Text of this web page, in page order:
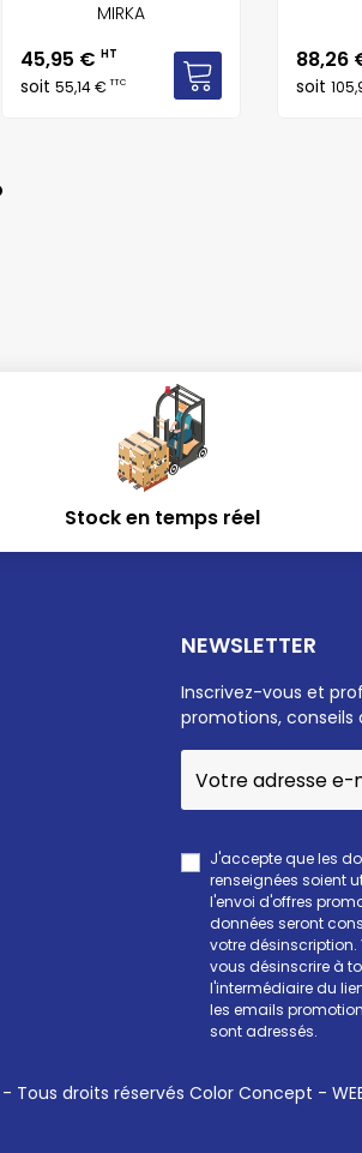
MIRKA
Prix
45,95 € HT
soit 55,14 €TTC
Prix
88,26
soit
Stock en temps réel
NEWSLETTER
Inscrivez-vous et
promotions, conseils
J'accepte que les
renseignées soient
l'envoi d'offres
données seront
votre désinscription.
vous désinscrire à
l'intermédiaire du
les emails
sont adressés.
Tous droits réservés Color Concept -